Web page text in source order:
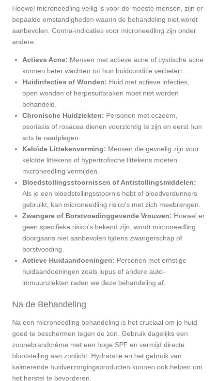
Hoewel microneedling veilig is voor de meeste mensen, zijn er
bepaalde omstandigheden waarin de behandeling niet wordt
aanbevolen. Contra-indicaties voor microneedling zijn onder
andere:
Actieve Acne: Mensen met actieve acne of cystische acne
kunnen beter wachten tot hun huidconditie verbetert.
Huidinfecties of Wonden: Huid met actieve infecties,
open wonden of herpesuitbraken moet niet worden
behandeld.
Chronische Huidziekten: Personen met eczeem,
psoriasis of rosacea dienen voorzichtig te zijn en eerst hun
arts te raadplegen.
Keloïde Littekenvorming: Mensen die gevoelig zijn voor
keloïde littekens of hypertrofische littekens moeten
microneedling vermijden.
Bloedstollingsstoornissen of Antistollingsmiddelen:
Als je een bloedstollingsstoornis hebt of bloedverdunners
gebruikt, kan microneedling risico's met zich meebrengen.
Zwangere of Borstvoedinggevende Vrouwen: Hoewel er
geen specifieke risico's bekend zijn, wordt microneedling
doorgaans niet aanbevolen tijdens zwangerschap of
borstvoeding.
Actieve Huidaandoeningen: Personen met ernstige
huidaandoeningen zoals lupus of andere auto-
immuunziekten raden we deze behandeling af.
Na de Behandeling
Na een microneedling behandeling is het cruciaal om je huid
goed te beschermen tegen de zon. Gebruik dagelijks een
zonnebrandcrème met een hoge SPF en vermijd directe
blootstelling aan zonlicht. Hydratatie en het gebruik van
kalmerende huidverzorgingsproducten kunnen ook helpen om
het herstel te bevorderen.